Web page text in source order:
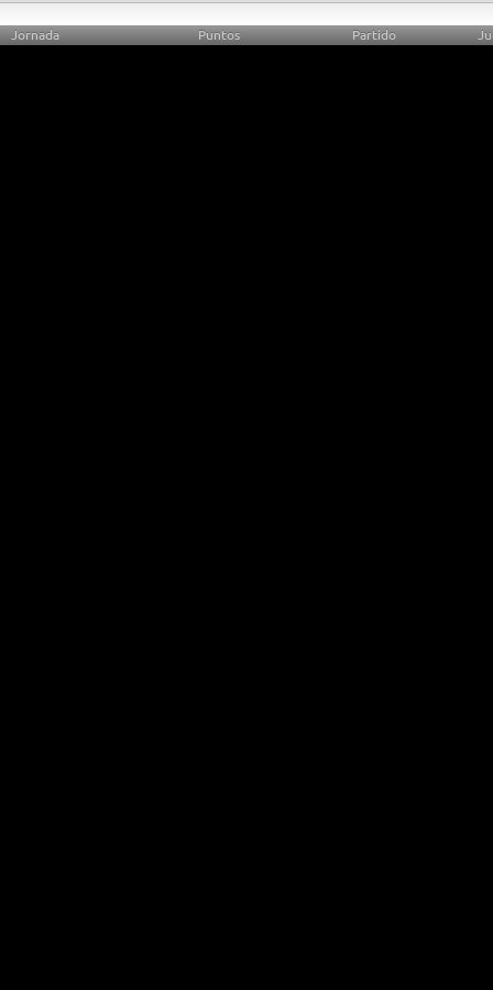
Jornada Puntos Partido